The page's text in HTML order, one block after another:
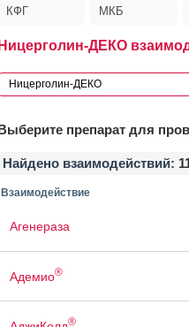
КФГ МКБ
Ницерголин-ДЕКО
препарат для
Найдено взаимодействий:
Взаимодействие
Агенераза
Адемио®
®